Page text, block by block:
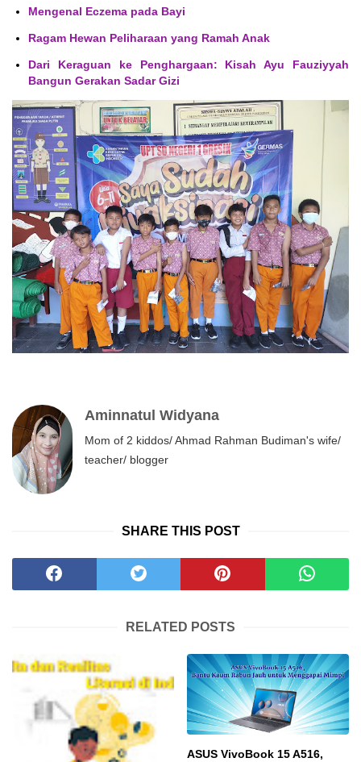
Mengenal Eczema pada Bayi
Ragam Hewan Peliharaan yang Ramah Anak
Dari Keraguan ke Penghargaan: Kisah Ayu Fauziyyah
Bangun Gerakan Sadar Gizi
Aminnatul Widyana
Mom of 2 kiddos/ Ahmad Rahman Budiman's wife/
teacher/ blogger
SHARE THIS POST
RELATED POSTS
ASUS VivoBook 15 A516,